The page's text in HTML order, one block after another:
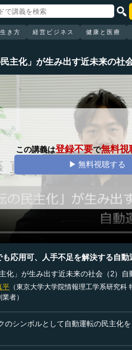
き方 経営ビジネス 健康と医療
民主化」が生み出す近未来の社
この講義は登録不要で無料視
▶ 無料視聴する
も応用可、人手不足を解決する自動
化」が生み出す近未来の社会（2）
平 （東京大学大学院情報理工学系研究
者）
のシンボルとして自動運転の民主化